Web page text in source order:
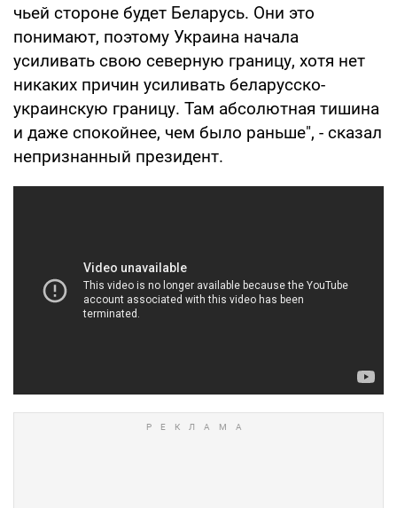
чьей стороне будет Беларусь. Они это
понимают, поэтому Украина начала
усиливать свою северную границу, хотя нет
никаких причин усиливать беларусско-
украинскую границу. Там абсолютная тишина
и даже спокойнее, чем было раньше", - сказал
непризнанный президент.